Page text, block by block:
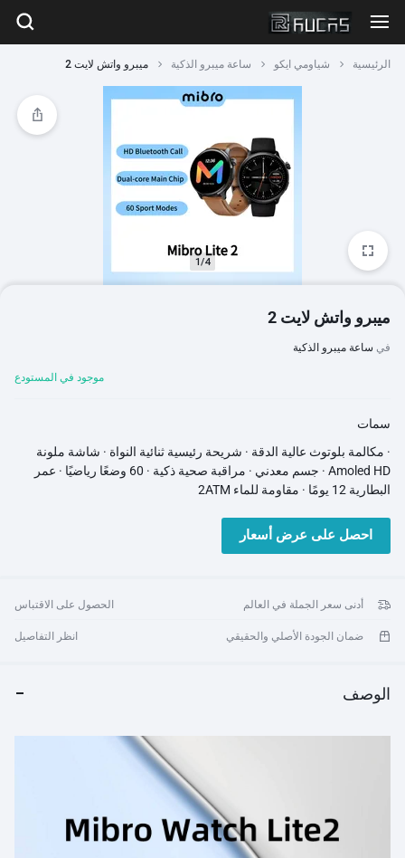
الرئيسية شياومي ايكو ساعة ميبرو الذكية ميبرو واتش لايت 2
1/4
ميبرو واتش لايت 2
في ساعة ميبرو الذكية
موجود في المستودع
سمات
· مكالمة بلوتوث عالية الدقة · شريحة رئيسية ثنائية النواة · شاشة ملونة
Amoled HD · جسم معدني · مراقبة صحية ذكية · 60 وضعًا رياضيًا · عمر
البطارية 12 يومًا · مقاومة للماء 2ATM
احصل على عرض أسعار
أدنى سعر الجملة في العالم الحصول على الاقتباس
ضمان الجودة الأصلي والحقيقي انظر التفاصيل
الوصف